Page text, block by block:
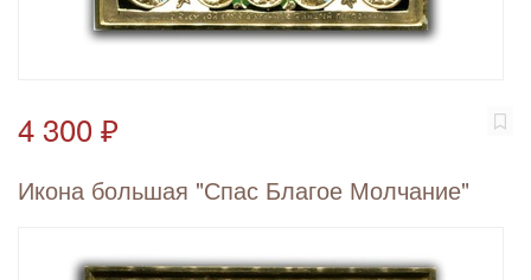
4 300 ₽
Икона большая "Спас Благое Молчание"